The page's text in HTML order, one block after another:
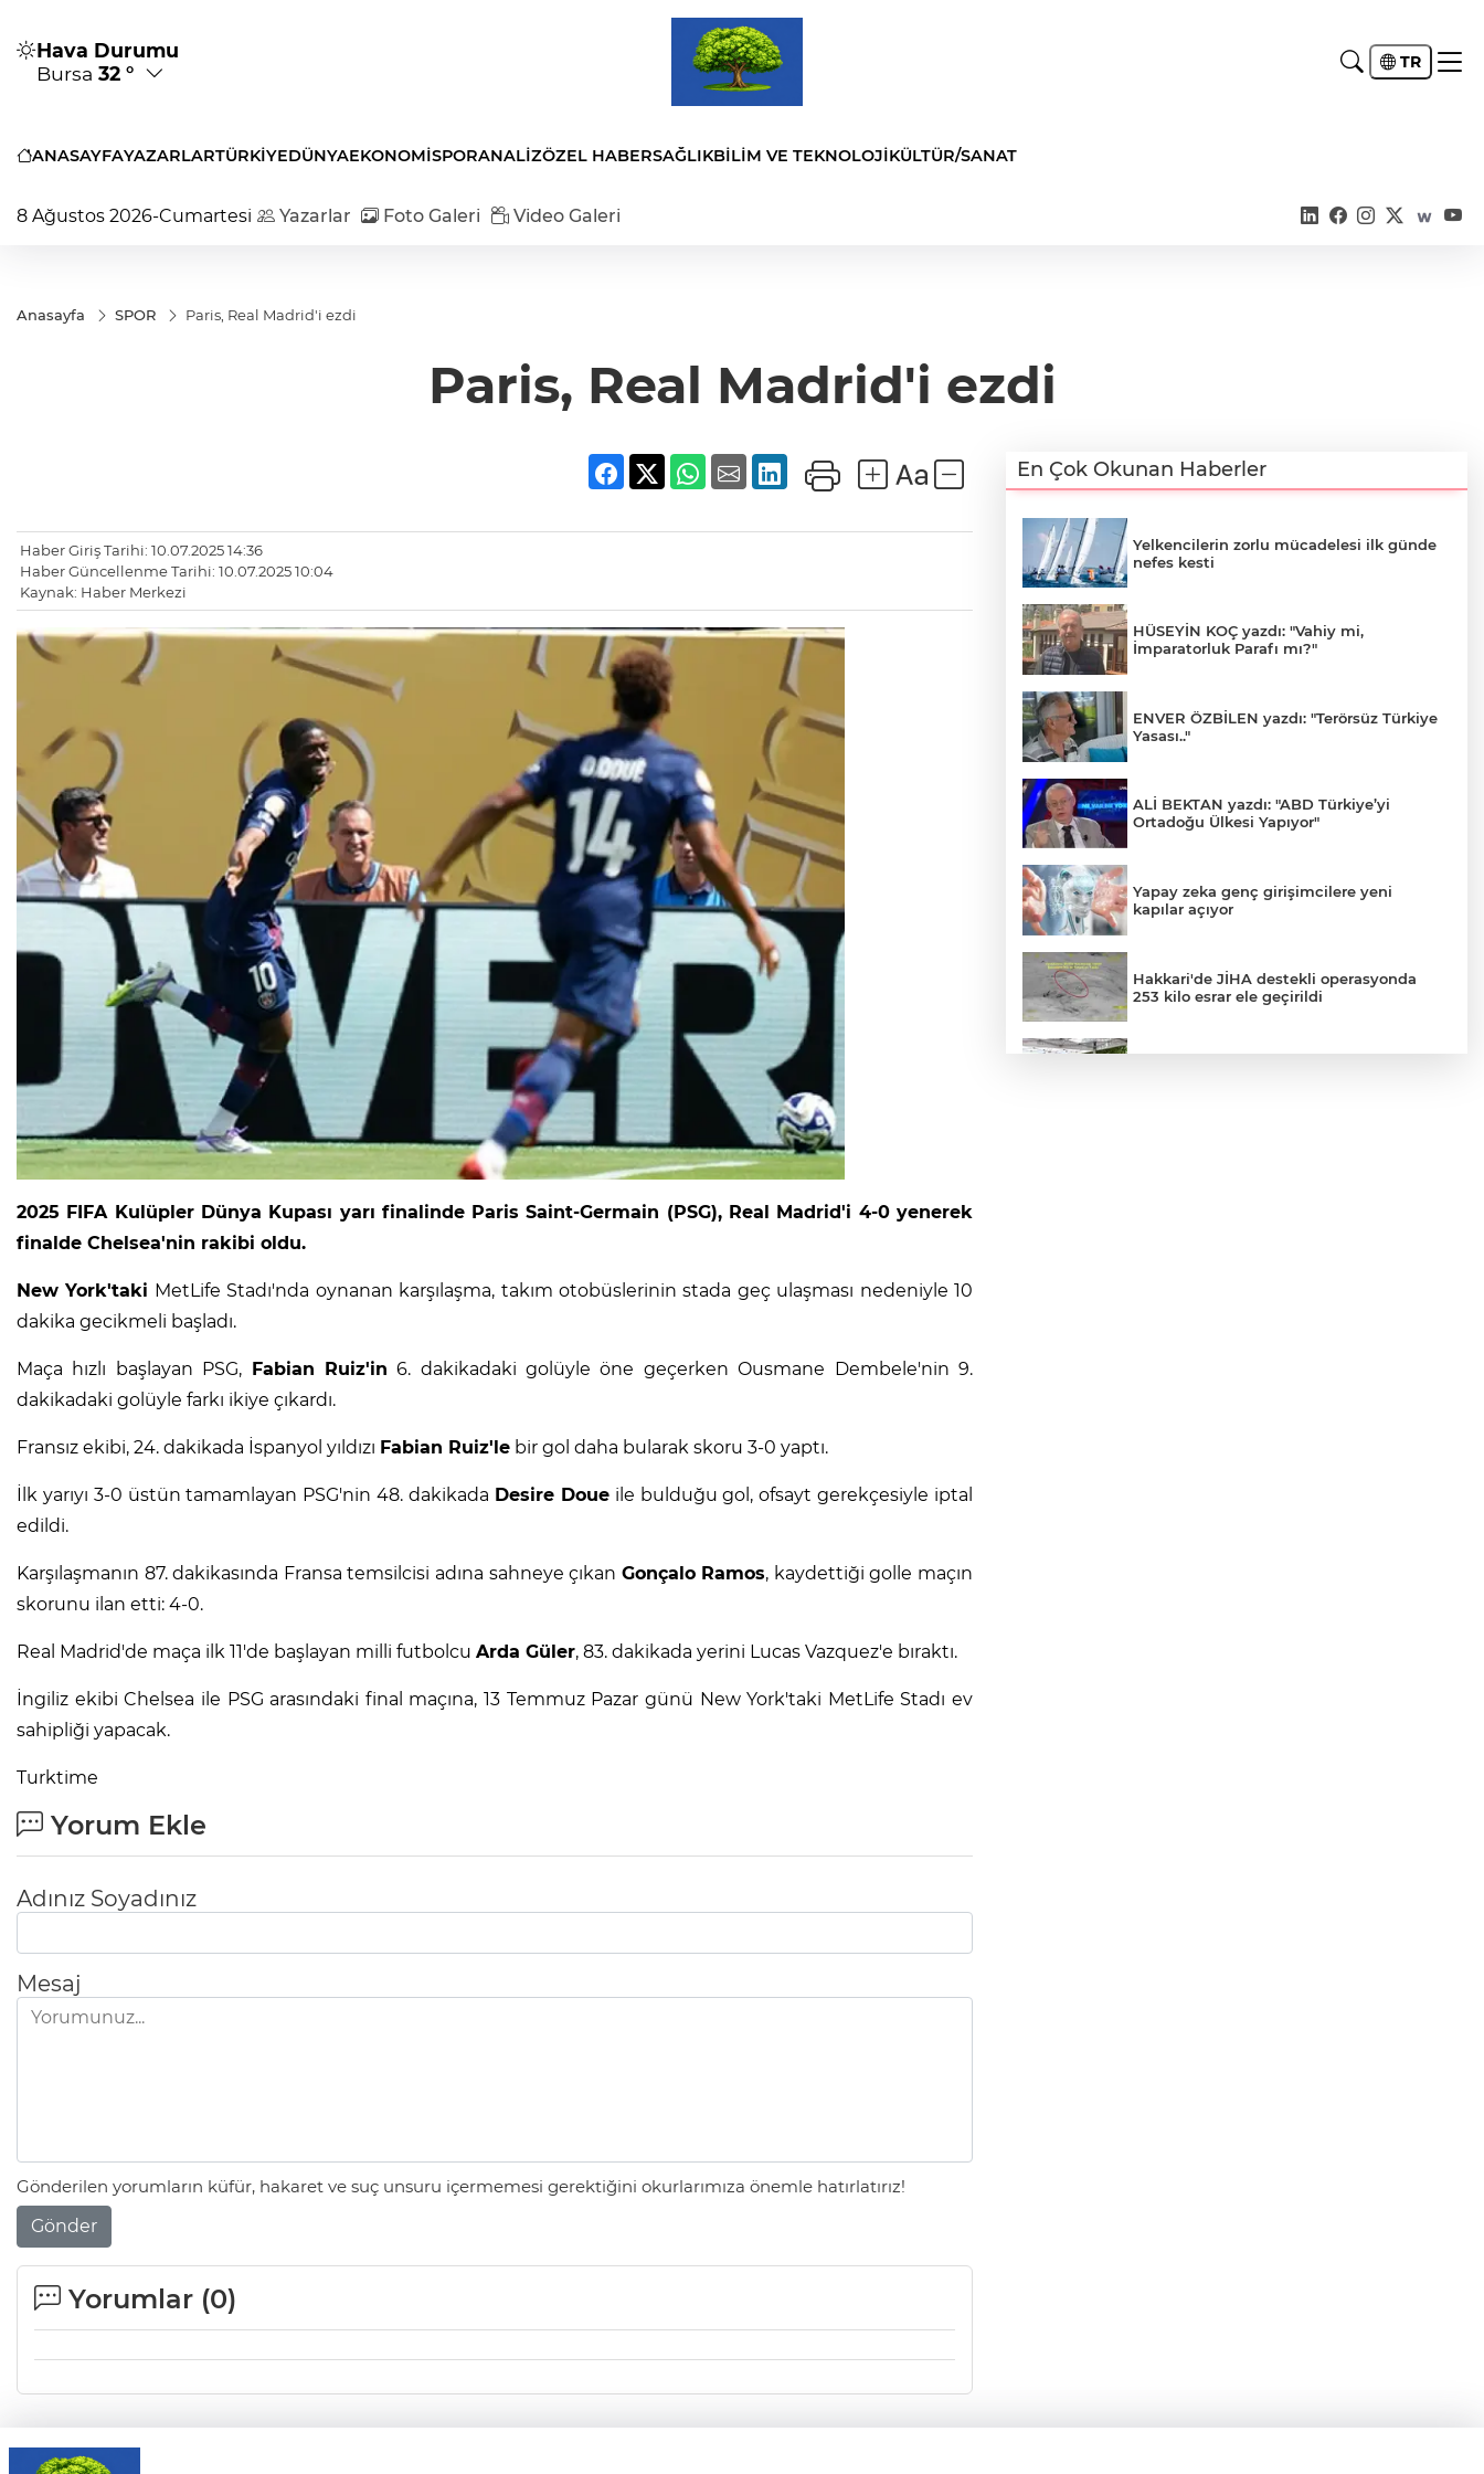
Hava Durumu
Bursa 32 ° TR
ANASAYFAYAZARLARTÜRKİYEDÜNYAEKONOMİSPORANALİZÖZEL HABERSAĞLIKBİLİM VE TEKNOLOJİKÜLTÜR/SANAT
8 Ağustos 2026-Cumartesi Yazarlar Foto Galeri Video Galeri
Anasayfa SPOR Paris, Real Madrid'i ezdi
Paris, Real Madrid'i ezdi
Haber Giriş Tarihi: 10.07.2025 14:36
Haber Güncellenme Tarihi: 10.07.2025 10:04
Kaynak: Haber Merkezi
2025 FIFA Kulüpler Dünya Kupası yarı finalinde Paris Saint-Germain (PSG), Real Madrid'i 4-0 yenerek
finalde Chelsea'nin rakibi oldu.
New York'taki MetLife Stadı'nda oynanan karşılaşma, takım otobüslerinin stada geç ulaşması nedeniyle 10
dakika gecikmeli başladı.
Maça hızlı başlayan PSG, Fabian Ruiz'in 6. dakikadaki golüyle öne geçerken Ousmane Dembele'nin 9.
dakikadaki golüyle farkı ikiye çıkardı.
Fransız ekibi, 24. dakikada İspanyol yıldızı Fabian Ruiz'le bir gol daha bularak skoru 3-0 yaptı.
İlk yarıyı 3-0 üstün tamamlayan PSG'nin 48. dakikada Desire Doueile bulduğu gol, ofsayt gerekçesiyle iptal
edildi.
Karşılaşmanın 87. dakikasında Fransa temsilcisi adına sahneye çıkan Gonçalo Ramos, kaydettiği golle maçın
skorunu ilan etti: 4-0.
Real Madrid'de maça ilk 11'de başlayan milli futbolcu Arda Güler, 83. dakikada yerini Lucas Vazquez'e bıraktı.
İngiliz ekibi Chelsea ile PSG arasındaki final maçına, 13 Temmuz Pazar günü New York'taki MetLife Stadı ev
sahipliği yapacak.
Turktime
Yorum Ekle
Adınız Soyadınız
Mesaj
Gönderilen yorumların küfür, hakaret ve suç unsuru içermemesi gerektiğini okurlarımıza önemle hatırlatırız!
Gönder
Yorumlar (0)
En Çok Okunan Haberler
Yelkencilerin zorlu mücadelesi ilk günde
nefes kesti
HÜSEYİN KOÇ yazdı: "Vahiy mi,
İmparatorluk Parafı mı?"
ENVER ÖZBİLEN yazdı: "Terörsüz Türkiye
Yasası.."
ALİ BEKTAN yazdı: "ABD Türkiye’yi
Ortadoğu Ülkesi Yapıyor"
Yapay zeka genç girişimcilere yeni
kapılar açıyor
Hakkari'de JİHA destekli operasyonda
253 kilo esrar ele geçirildi